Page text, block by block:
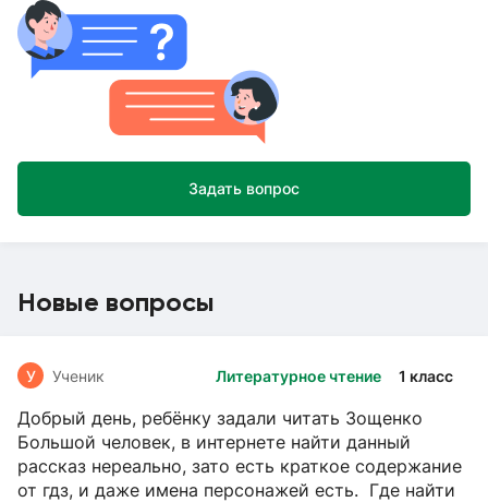
Задать вопрос
Новые вопросы
Литературное чтение 1 класс
У Ученик
Добрый день, ребёнку задали читать Зощенко
Большой человек, в интернете найти данный
рассказ нереально, зато есть краткое содержание
от гдз, и даже имена персонажей есть. Где найти